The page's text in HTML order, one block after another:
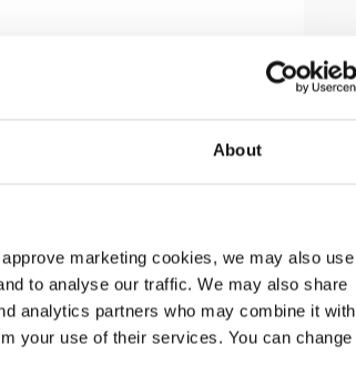
About
marketing cookies, we may also use
to analyse our traffic. We may also share
analytics partners who may combine it with
your use of their services. You can change
Default